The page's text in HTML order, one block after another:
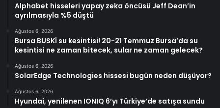
Alphabet hisseleri yapay zeka öncüsü Jeff Dean’in
ayrılmasıyla %5 düştü
Ağustos 6, 2026
Bursa BUSKİ su kesintisi! 20-21 Temmuz Bursa’da su
kesintisi ne zaman bitecek, sular ne zaman gelecek?
Ağustos 6, 2026
SolarEdge Technologies hissesi bugün neden düşüyor?
Ağustos 6, 2026
Hyundai, yenilenen IONIQ 6’yı Türkiye’de satışa sundu